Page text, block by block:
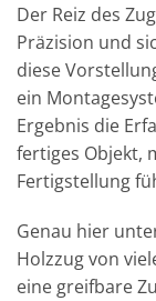
Der Reiz des
Präzision und
diese
ein
Ergebnis die
fertiges Objekt,
Fertigstellung
Genau hier
Holzzug von
eine greifbare